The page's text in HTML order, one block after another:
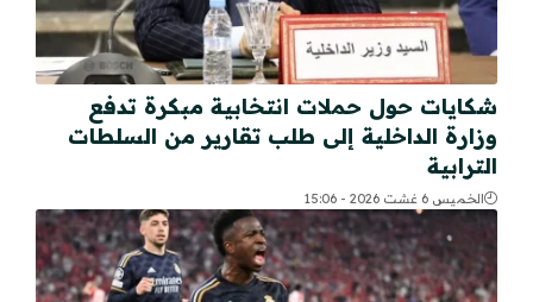
شكايات حول حملات انتخابية مبكرة تدفع
وزارة الداخلية إلى طلب تقارير من السلطات
الترابية
الخميس 6 غشت 2026 - 15:06